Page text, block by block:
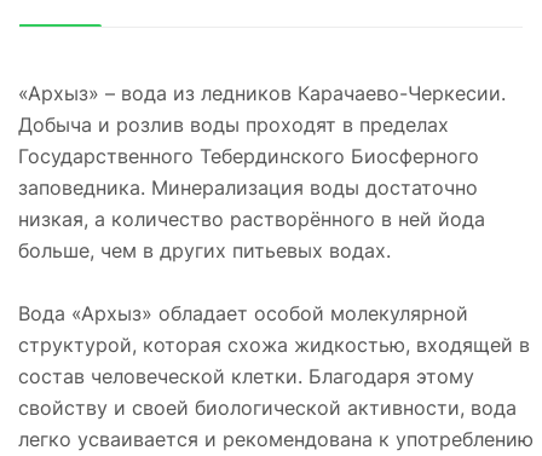
«Архыз» – вода из ледников Карачаево-Черкесии.
Добыча и розлив воды проходят в пределах
Государственного Тебердинского Биосферного
заповедника. Минерализация воды достаточно
низкая, а количество растворённого в ней йода
больше, чем в других питьевых водах.
Вода «Архыз» обладает особой молекулярной
структурой, которая схожа жидкостью, входящей в
состав человеческой клетки. Благодаря этому
свойству и своей биологической активности, вода
легко усваивается и рекомендована к употреблению